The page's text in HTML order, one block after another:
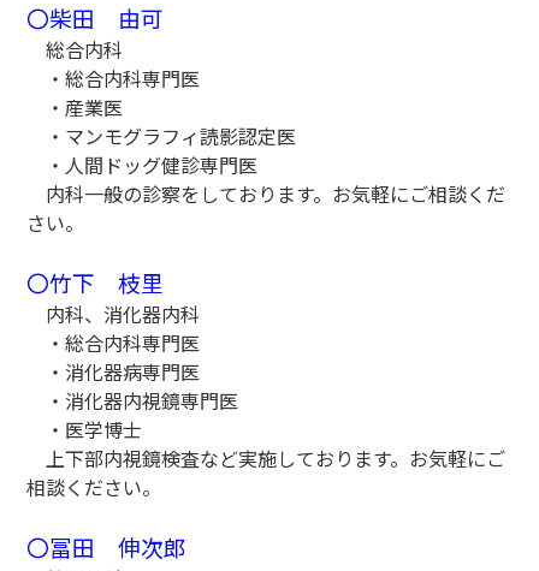
〇柴田 由可
総合内科
・総合内科専門医
・産業医
・マンモグラフィ読影認定医
・人間ドッグ健診専門医
内科一般の診察をしております。お気軽にご相談くだ
さい。
〇竹下 枝里
内科、消化器内科
・総合内科専門医
・消化器病専門医
・消化器内視鏡専門医
・医学博士
上下部内視鏡検査など実施しております。お気軽にご
相談ください。
〇冨田 伸次郎